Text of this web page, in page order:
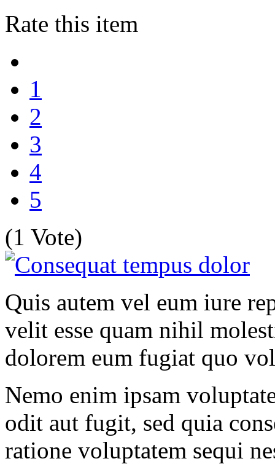
Rate this item
1
2
3
4
5
(1 Vote)
Quis autem vel eum iure
velit esse quam nihil
dolorem eum fugiat quo
Nemo enim ipsam
odit aut fugit, sed quia
ratione voluptatem sequi